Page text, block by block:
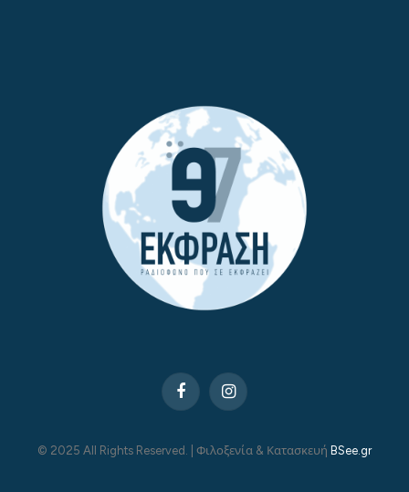
FacebookInstagram
© 2025 All Rights Reserved. | Φιλοξενία & Κατασκευή BSee.gr